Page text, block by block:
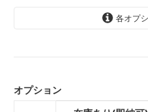
各オプ
オプション